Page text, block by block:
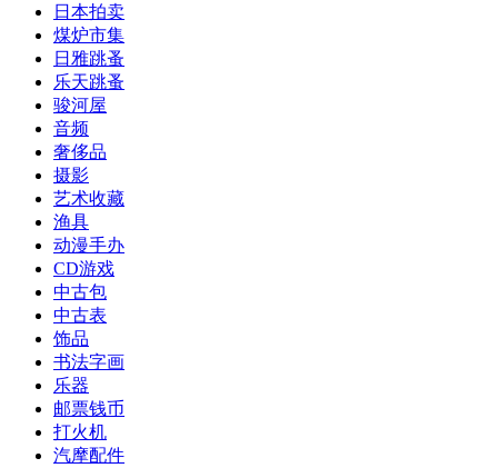
日本拍卖
煤炉市集
日雅跳蚤
乐天跳蚤
骏河屋
音频
奢侈品
摄影
艺术收藏
渔具
动漫手办
CD游戏
中古包
中古表
饰品
书法字画
乐器
邮票钱币
打火机
汽摩配件